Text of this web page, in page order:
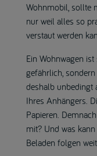
Wohnmobil, sollte
nur weil alles so
verstaut werden
Ein Wohnwagen
gefährlich,
deshalb unbedingt
Ihres Anhängers.
Papieren.
mit? Und was
Beladen folgen